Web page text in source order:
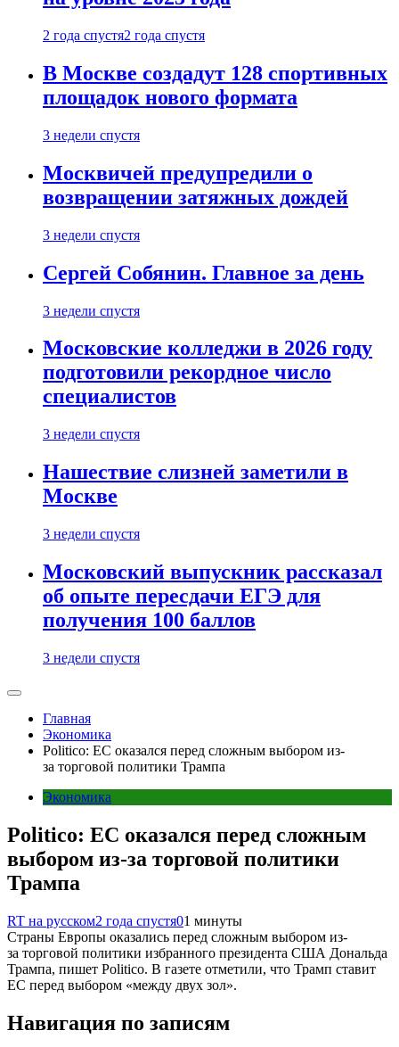
2 года спустя2 года спустя
В Москве создадут 128 спортивных
площадок нового формата
3 недели спустя
Москвичей предупредили о
возвращении затяжных дождей
3 недели спустя
Сергей Собянин. Главное за день
3 недели спустя
Московские колледжи в 2026 году
подготовили рекордное число
специалистов
3 недели спустя
Нашествие слизней заметили в
Москве
3 недели спустя
Московский выпускник рассказал
об опыте пересдачи ЕГЭ для
получения 100 баллов
3 недели спустя
Главная
Экономика
Politico: ЕС оказался перед сложным выбором из-
за торговой политики Трампа
Экономика
Politico: ЕС оказался перед сложным
выбором из-за торговой политики
Трампа
RT на русском2 года спустя01 минуты
Страны Европы оказались перед сложным выбором из-
за торговой политики избранного президента США Дональда
Трампа, пишет Politico. В газете отметили, что Трамп ставит
ЕС перед выбором «между двух зол».
Навигация по записям